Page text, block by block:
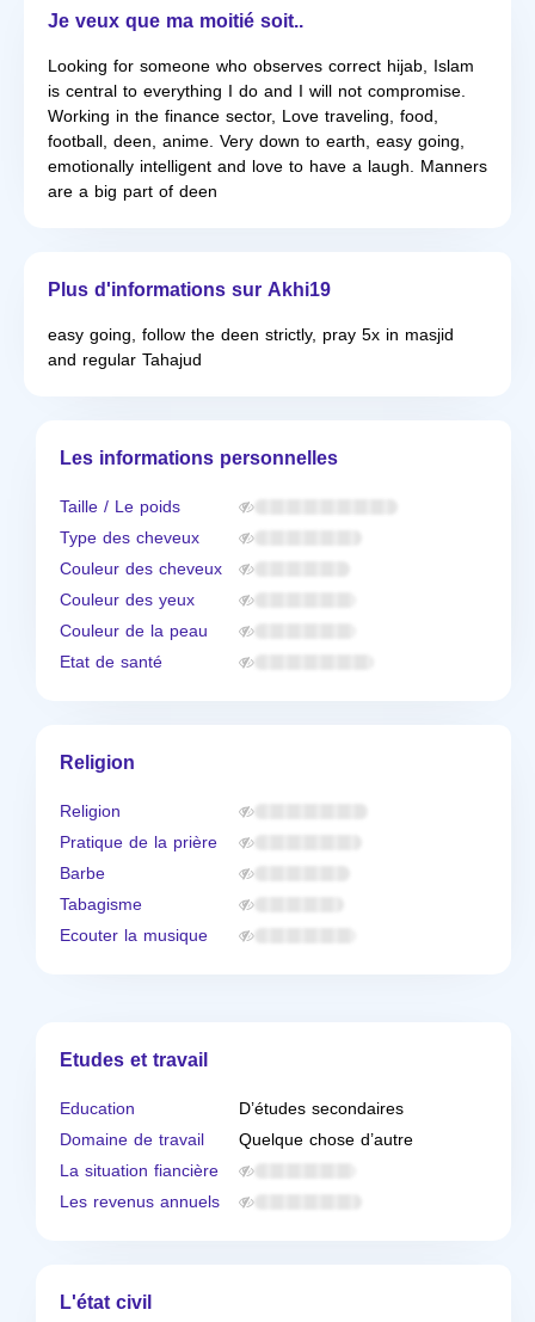
Je veux que ma moitié soit..
Looking for someone who observes correct hijab, Islam
is central to everything I do and I will not compromise.
Working in the finance sector, Love traveling, food,
football, deen, anime. Very down to earth, easy going,
emotionally intelligent and love to have a laugh. Manners
are a big part of deen
Plus d'informations sur Akhi19
easy going, follow the deen strictly, pray 5x in masjid
and regular Tahajud
Les informations personnelles
Taille / Le poids
Type des cheveux
Couleur des cheveux
Couleur des yeux
Couleur de la peau
Etat de santé
Religion
Religion
Pratique de la prière
Barbe
Tabagisme
Ecouter la musique
Etudes et travail
Education
D’études secondaires
Domaine de travail
Quelque chose d’autre
La situation fiancière
Les revenus annuels
L'état civil